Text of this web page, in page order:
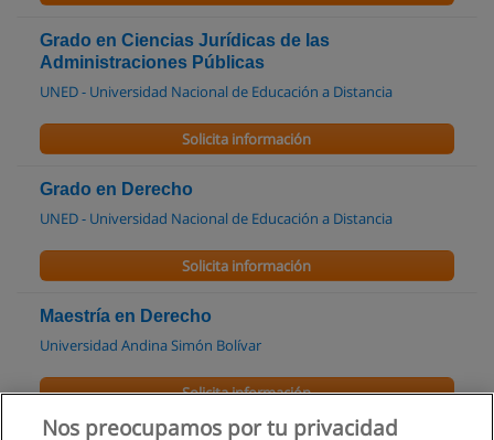
Grado en Ciencias Jurídicas de las
Administraciones Públicas
UNED - Universidad Nacional de Educación a Distancia
Solicita información
Grado en Derecho
UNED - Universidad Nacional de Educación a Distancia
Solicita información
Maestría en Derecho
Universidad Andina Simón Bolívar
Solicita información
Nos preocupamos por tu privacidad